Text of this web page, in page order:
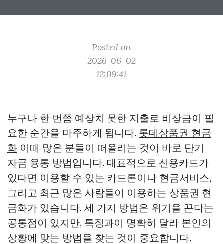
Posted on
2026-06-02
12:09:41
누구나 한 번쯤 예상치 못한 지출로 비상금이 필
요한 순간을 마주하게 됩니다. 롯데상품권 현금
화 이때 많은 분들이 떠올리는 것이 바로 단기
자금 융통 방법입니다. 대표적으로 신용카드가
있다면 이용할 수 있는 카드론이나 현금서비스,
그리고 최근 많은 사람들이 이용하는 상품권 현
금화가 있습니다. 세 가지 방법은 위기을 끈다는
공통점이 있지만, 특징과이 명확히 달라 본인의
상황에 맞는 방법을 찾는 것이 중요합니다.